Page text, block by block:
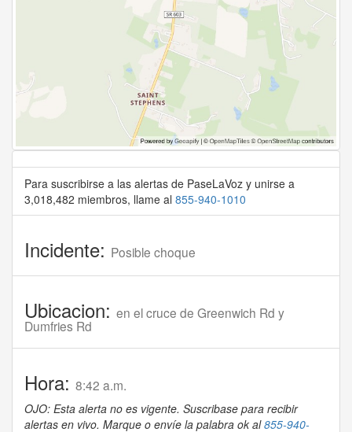
Para suscribirse a las alertas de PaseLaVoz y unirse a
3,018,482 miembros, llame al 855-940-1010
Incidente: Posible choque
Ubicacion: en el cruce de Greenwich Rd y
Dumfries Rd
Hora: 8:42 a.m.
OJO: Esta alerta no es vigente. Suscribase para recibir
alertas en vivo. Marque o envíe la palabra ok al855-940-